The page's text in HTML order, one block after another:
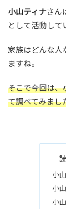
小山ティナさん
として活動して
家族はどんな人
ますね。
そこで今回は、
て調べてみまし
小
小
小